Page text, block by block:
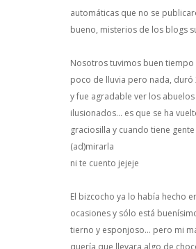
automáticas que no se
bueno, misterios de los blogs
Nosotros tuvimos buen tiempo
poco de lluvia pero nada, duró
y fue agradable ver los abuelos
ilusionados... es que se ha
graciosilla y cuando tiene
(ad)mirarla
ni te cuento jejeje
El bizcocho ya lo había hecho
ocasiones y sólo está
tierno y esponjoso... pero mi